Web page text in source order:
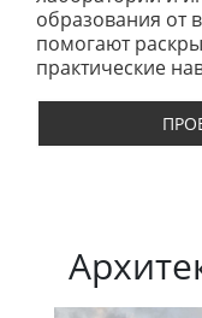
образования от
помогают
практические